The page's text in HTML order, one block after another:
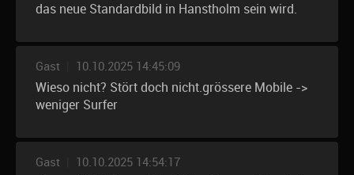
das neue Standardbild in Hanstholm sein wird.
Gast 10.10.2025 14:45:09
Wieso nicht? Stört doch nicht.grössere Mobile ->
weniger Surfer
Gast 10.10.2025 14:54:17